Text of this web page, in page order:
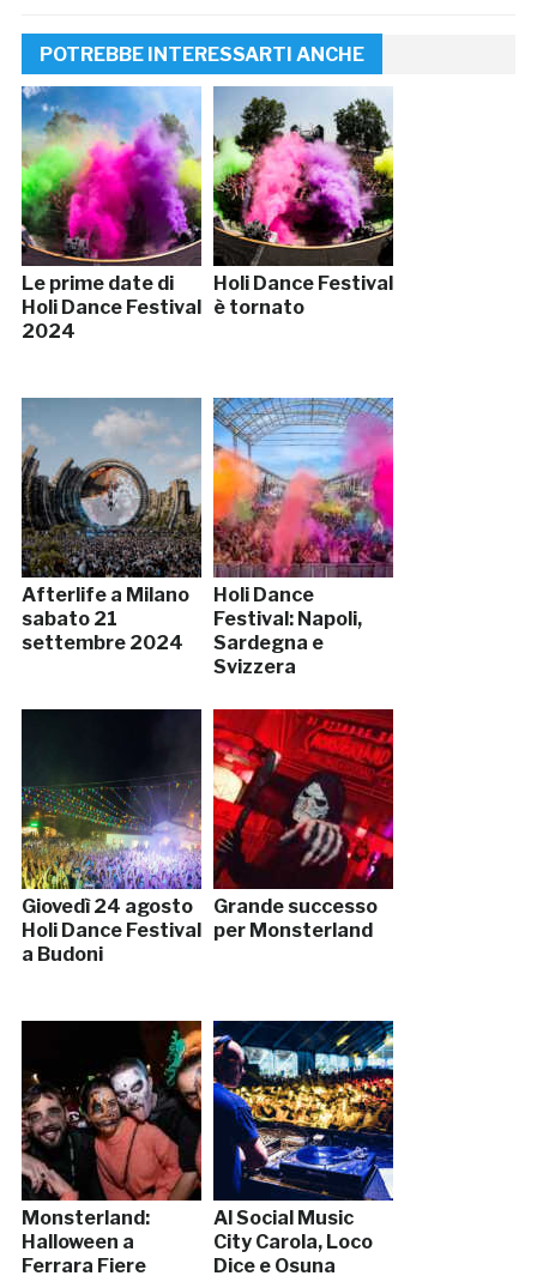
POTREBBE INTERESSARTI ANCHE
Le prime date di
Holi Dance Festival
2024
Holi Dance Festival
è tornato
Afterlife a Milano
sabato 21
settembre 2024
Holi Dance
Festival: Napoli,
Sardegna e
Svizzera
Giovedì 24 agosto
Holi Dance Festival
a Budoni
Grande successo
per Monsterland
Monsterland:
Halloween a
Ferrara Fiere
Al Social Music
City Carola, Loco
Dice e Osuna